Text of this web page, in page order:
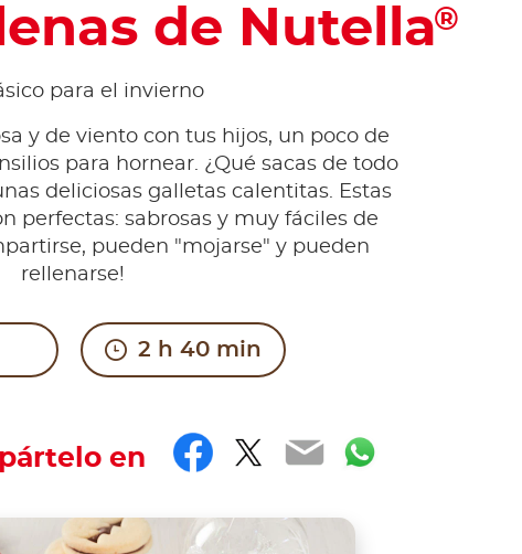
de Nutella®
para el invierno
y de viento con tus hijos, un poco de
para hornear. ¿Qué sacas de todo
deliciosas galletas calentitas. Estas
perfectas: sabrosas y muy fáciles de
pueden "mojarse" y pueden
rellenarse!
2 h 40 min
en Facebook
Twitter
Email